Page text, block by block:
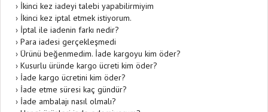
› İkinci kez iadeyi talebi yapabilirmiyim
› İkinci kez iptal etmek istiyorum.
› İptal ile iadenin farkı nedir?
› Para iadesi gerçekleşmedi
› Ürünü beğenmedim. İade kargoyu kim öder?
› Kusurlu üründe kargo ücreti kim öder?
› İade kargo ücretini kim öder?
› İade etme süresi kaç gündür?
› İade ambalajı nasıl olmalı?